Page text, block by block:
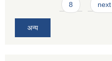
8 next
अन्य